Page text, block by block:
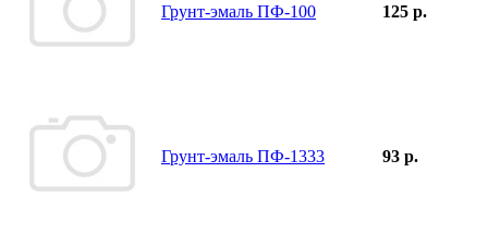
Грунт-эмаль ПФ-100 125 р.
Грунт-эмаль ПФ-1333 93 р.